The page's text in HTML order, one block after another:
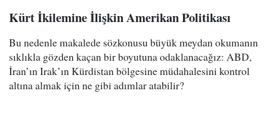
Kürt İkilemine İlişkin Amerikan Politikası
Bu nedenle makalede sözkonusu büyük meydan okumanın
sıklıkla gözden kaçan bir boyutuna odaklanacağız: ABD,
İran’ın Irak’ın Kürdistan bölgesine müdahalesini kontrol
altına almak için ne gibi adımlar atabilir?